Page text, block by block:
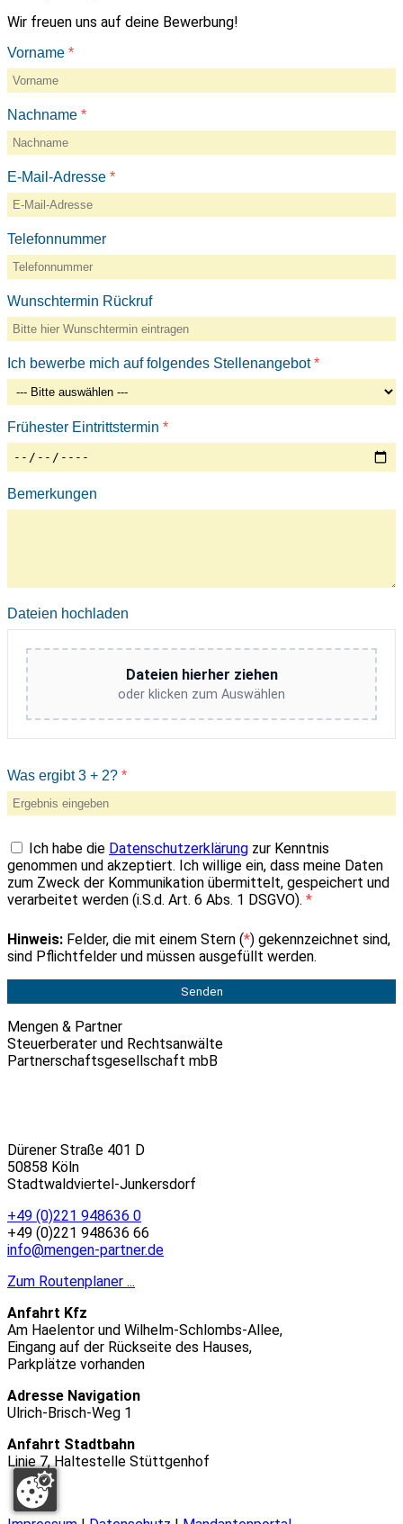
Wir freuen uns auf deine Bewerbung!
Vorname *
Nachname *
E-Mail-Adresse *
Telefonnummer
Wunschtermin Rückruf
Ich bewerbe mich auf folgendes Stellenangebot*
Frühester Eintrittstermin *
Bemerkungen
Dateien hochladen
Dateien hierher ziehen
oder klicken zum Auswählen
Was ergibt 3 + 2? *
Ich habe die Datenschutzerklärung zur Kenntnis
genommen und akzeptiert. Ich willige ein, dass meine Daten
zum Zweck der Kommunikation übermittelt, gespeichert und
verarbeitet werden (i.S.d. Art. 6 Abs. 1 DSGVO). *
Hinweis: Felder, die mit einem Stern (*) gekennzeichnet sind,
sind Pflichtfelder und müssen ausgefüllt werden.
Senden
Mengen & Partner
Steuerberater und Rechtsanwälte
Partnerschaftsgesellschaft mbB
Dürener Straße 401 D
50858 Köln
Stadtwaldviertel-Junkersdorf
+49 (0)221 948636 0
+49 (0)221 948636 66
info@mengen-partner.de
Zum Routenplaner ...
Anfahrt Kfz
Am Haelentor und Wilhelm-Schlombs-Allee,
Eingang auf der Rückseite des Hauses,
Parkplätze vorhanden
Adresse Navigation
Ulrich-Brisch-Weg 1
Anfahrt Stadtbahn
Linie 7, Haltestelle Stüttgenhof